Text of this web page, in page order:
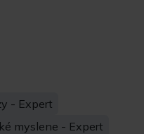
- Expert
myslene - Expert